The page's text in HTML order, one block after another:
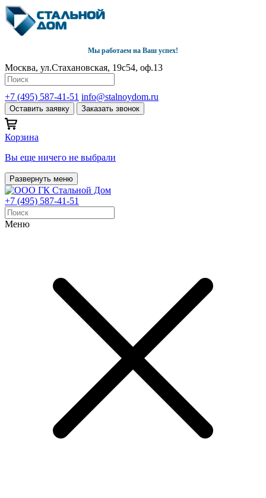
Мы работаем на Ваш успех!
Москва, ул.Стахановская, 19с54, оф.13
+7 (495) 587-41-51 info@stalnoydom.ru
Оставить заявку Заказать звонок
Корзина
Вы еще ничего не выбрали
Развернуть меню
+7 (495) 587-41-51
Меню